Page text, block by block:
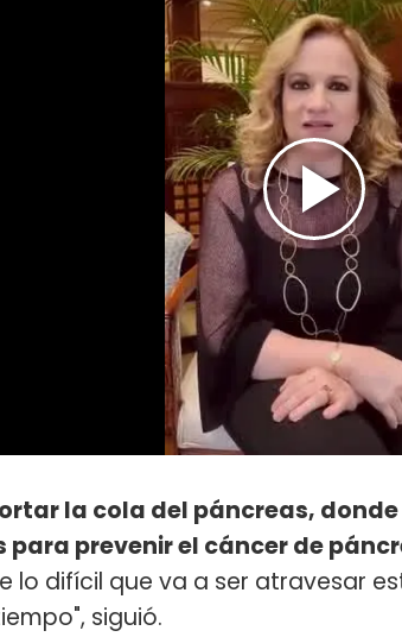
la cola del páncreas,
para prevenir el cáncer de
lo difícil que va a ser atravesar
siguió.